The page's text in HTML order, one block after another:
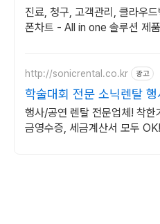
진료, 청구, 고객관리, 클라우
폰차트 - All in one 솔루션 제
http://sonicrental.co.kr 광고
학술대회 전문 소닉렌탈 행
사장비 선두주자
행사/공연 렌탈 전문업체! 착한
금영수증, 세금계산서 모두 OK!